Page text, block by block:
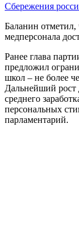
Сбережения
Баланин отметил,
медперсонала
Ранее глава
предложил
школ – не более
Дальнейший рост
среднего
персональных
парламентарий.